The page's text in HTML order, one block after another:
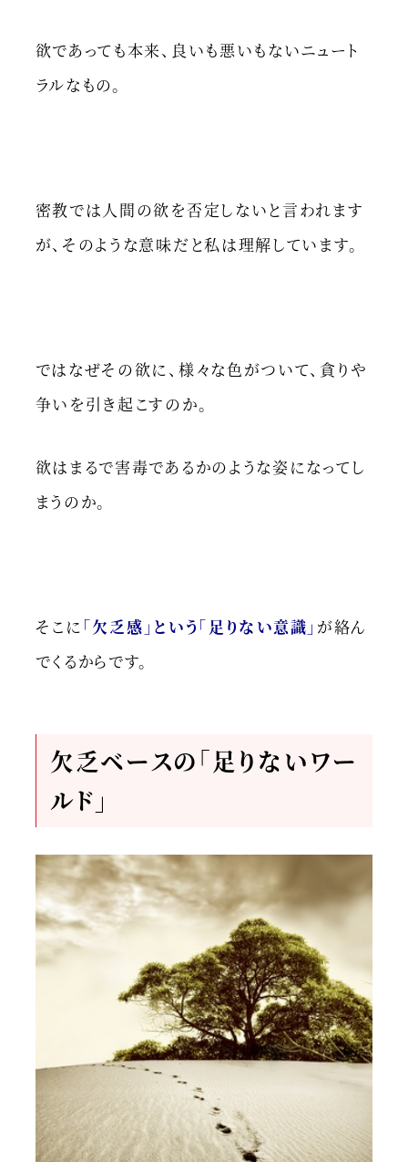
欲であっても本来、良いも悪いもないニュート
ラルなもの。
密教では人間の欲を否定しないと言われます
が、そのような意味だと私は理解しています。
ではなぜその欲に、様々な色がついて、貪りや
争いを引き起こすのか。
欲はまるで害毒であるかのような姿になってし
まうのか。
そこに 「欠乏感」という「足りない意識」 が絡ん
でくるからです。
欠乏ベースの「足りないワー
ルド」